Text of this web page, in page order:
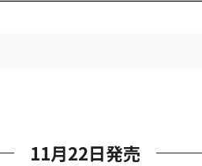
11月22日発売